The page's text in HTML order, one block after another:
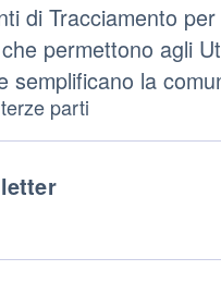
di Tracciamento
permettono agli
la
parti